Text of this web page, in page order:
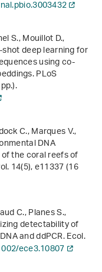
S., Mouillot D.,
deep learning for
using co-
PLoS
C., Marques V.,
DNA
the coral reefs of
14(5), e11337 (16
C., Planes S.,
detectability of
and ddPCR. Ecol.
ece3.10807